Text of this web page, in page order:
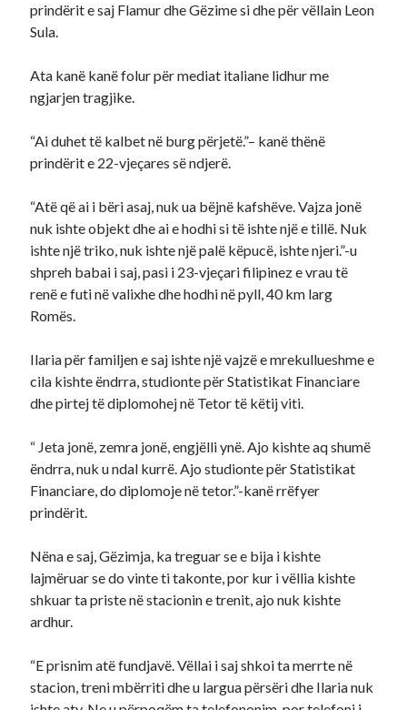
prindërit e saj Flamur dhe Gëzime si dhe për vëllain Leon
Sula.
Ata kanë kanë folur për mediat italiane lidhur me
ngjarjen tragjike.
“Ai duhet të kalbet në burg përjetë.”– kanë thënë
prindërit e 22-vjeçares së ndjerë.
“Atë që ai i bëri asaj, nuk ua bëjnë kafshëve. Vajza jonë
nuk ishte objekt dhe ai e hodhi si të ishte një e tillë. Nuk
ishte një triko, nuk ishte një palë këpucë, ishte njeri.”-u
shpreh babai i saj, pasi i 23-vjeçari filipinez e vrau të
renë e futi në valixhe dhe hodhi në pyll, 40 km larg
Romës.
Ilaria për familjen e saj ishte një vajzë e mrekullueshme e
cila kishte ëndrra, studionte për Statistikat Financiare
dhe pirtej të diplomohej në Tetor të këtij viti.
“ Jeta jonë, zemra jonë, engjëlli ynë. Ajo kishte aq shumë
ëndrra, nuk u ndal kurrë. Ajo studionte për Statistikat
Financiare, do diplomoje në tetor.”-kanë rrëfyer
prindërit.
Nëna e saj, Gëzimja, ka treguar se e bija i kishte
lajmëruar se do vinte ti takonte, por kur i vëllia kishte
shkuar ta priste në stacionin e trenit, ajo nuk kishte
ardhur.
“E prisnim atë fundjavë. Vëllai i saj shkoi ta merrte në
stacion, treni mbërriti dhe u largua përsëri dhe Ilaria nuk